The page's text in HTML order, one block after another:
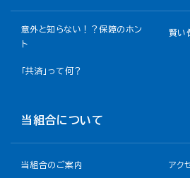
意外と知らない！？保障のホン
ト
賢い
「共済」って何？
当組合について
当組合のご案内 アク